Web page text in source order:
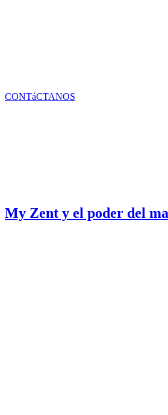
CONTáCTANOS
My Zent y el poder del